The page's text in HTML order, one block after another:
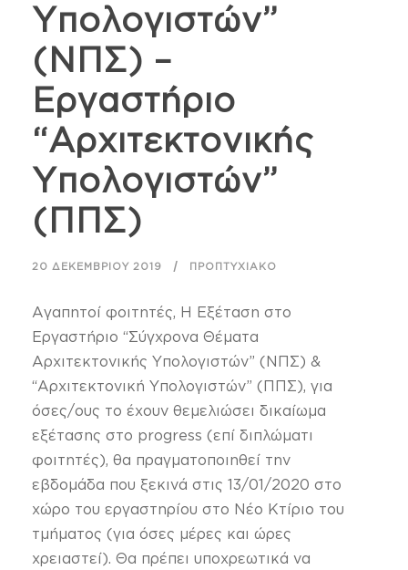
Υπολογιστών”
(ΝΠΣ) –
Εργαστήριο
“Αρχιτεκτονικής
Υπολογιστών”
(ΠΠΣ)
20 ΔΕΚΕΜΒΡΊΟΥ 2019 ΠΡΟΠΤΥΧΙΑΚΌ
Αγαπητοί φοιτητές, Η Εξέταση στο
Εργαστήριο “Σύγχρονα Θέματα
Αρχιτεκτονικής Υπολογιστών” (ΝΠΣ) &
“Αρχιτεκτονική Υπολογιστών” (ΠΠΣ), για
όσες/ους το έχουν θεμελιώσει δικαίωμα
εξέτασης στο progress (επί διπλώματι
φοιτητές), θα πραγματοποιηθεί την
εβδομάδα που ξεκινά στις 13/01/2020 στο
χώρο του εργαστηρίου στο Νέο Κτίριο του
τμήματος (για όσες μέρες και ώρες
χρειαστεί). Θα πρέπει υποχρεωτικά να